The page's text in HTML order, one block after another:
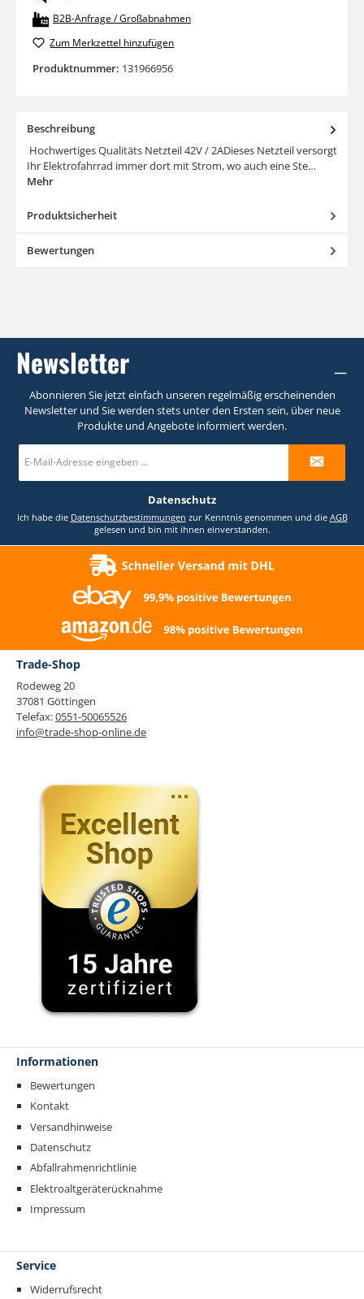
B2B-Anfrage / Großabnahmen
Zum Merkzettel hinzufügen
Produktnummer: 131966956
Beschreibung
Hochwertiges Qualitäts Netzteil 42V / 2ADieses Netzteil versorgt
Ihr Elektrofahrrad immer dort mit Strom, wo auch eine Ste…
Mehr
Produktsicherheit
Bewertungen
Newsletter
Abonnieren Sie jetzt einfach unseren regelmäßig erscheinenden
Newsletter und Sie werden stets unter den Ersten sein, über neue
Produkte und Angebote informiert werden.
E-
Mail-
Datenschutz
Ich habe die Datenschutzbestimmungen zur Kenntnis genommen und die AGB
gelesen und bin mit ihnen einverstanden.
Trade-Shop
Rodeweg 20
37081 Göttingen
Telefax:0551-50065526
info@trade-shop-online.de
Informationen
Bewertungen
Kontakt
Versandhinweise
Datenschutz
Abfallrahmenrichtlinie
Elektroaltgeräterücknahme
Impressum
Service
Widerrufsrecht